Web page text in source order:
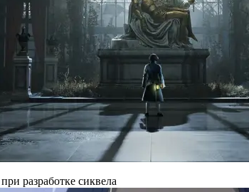
разработке сиквела